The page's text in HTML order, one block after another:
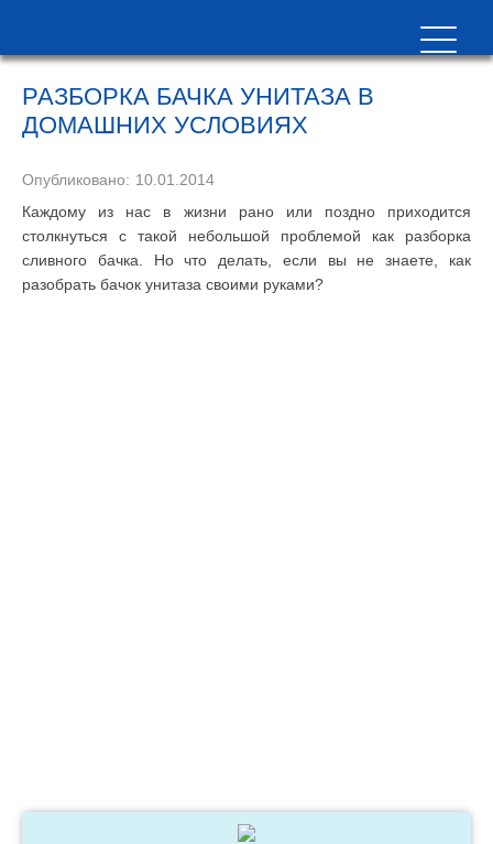
РАЗБОРКА БАЧКА УНИТАЗА В
ДОМАШНИХ УСЛОВИЯХ
Опубликовано: 10.01.2014
Каждому из нас в жизни рано или поздно приходится
столкнуться с такой небольшой проблемой как разборка
сливного бачка. Но что делать, если вы не знаете, как
разобрать бачок унитаза своими руками?